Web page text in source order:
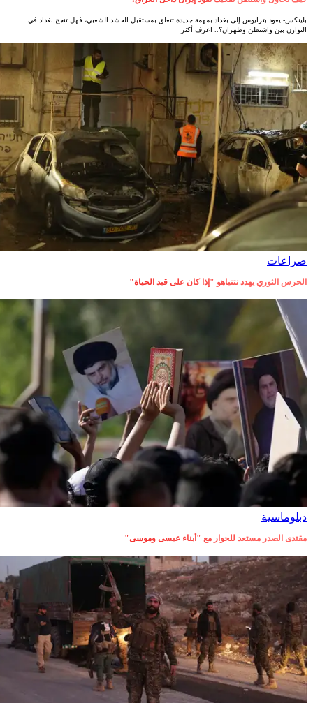
بلينكس- يعود بترايوس إلى بغداد بمهمة جديدة تتعلق بمستقبل الحشد الشعبي، فهل تنجح بغداد في
التوازن بين واشنطن وطهران؟.. اعرف أكثر
صراعات‎
الحرس الثوري يهدد نتنياهو "إذا كان على قيد الحياة"
دبلوماسية‎
مقتدى الصدر مستعد للحوار مع "أبناء عيسى وموسى"